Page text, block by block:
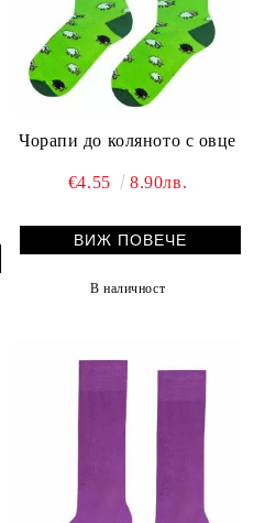
Чорапи до коляното с овце
€4.55 8.90лв.
ВИЖ ПОВЕЧЕ
В наличност